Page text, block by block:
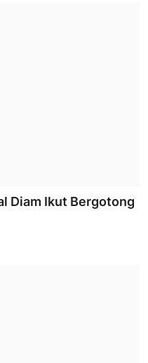
Diam Ikut Bergotong